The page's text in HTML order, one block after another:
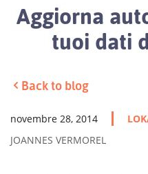
Aggiorna
tuoi dati
Back to blog
novembre 28, 2014
JOANNES VERMOREL